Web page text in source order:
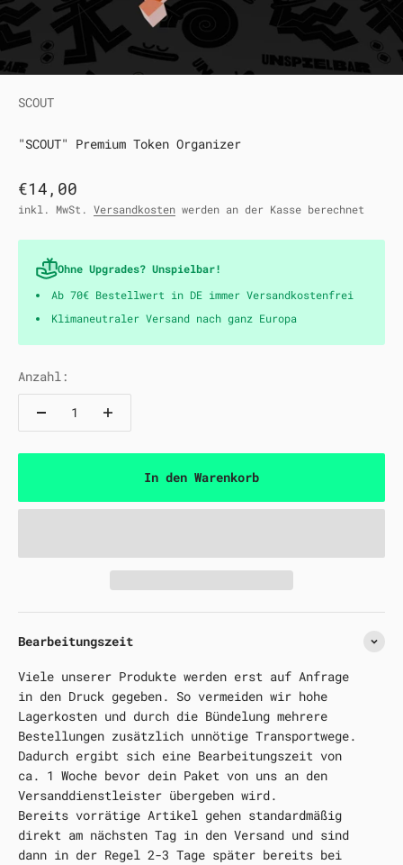
SCOUT
"SCOUT" Premium Token Organizer
Angebot
€14,00
inkl. MwSt. Versandkosten werden an der Kasse berechnet
Ohne Upgrades? Unspielbar!
Ab 70€ Bestellwert in DE immer Versandkostenfrei
Klimaneutraler Versand nach ganz Europa
Anzahl:
In den Warenkorb
Bearbeitungszeit
Viele unserer Produkte werden erst auf Anfrage
in den Druck gegeben. So vermeiden wir hohe
Lagerkosten und durch die Bündelung mehrere
Bestellungen zusätzlich unnötige Transportwege.
Dadurch ergibt sich eine Bearbeitungszeit von
ca. 1 Woche bevor dein Paket von uns an den
Versanddienstleister übergeben wird.
Bereits vorrätige Artikel gehen standardmäßig
direkt am nächsten Tag in den Versand und sind
dann in der Regel 2-3 Tage später bereits bei